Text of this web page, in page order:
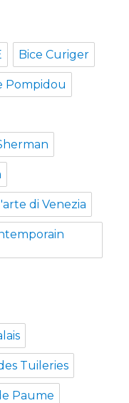
Bice Curiger
Pompidou
di Venezia
Tuileries
Paume